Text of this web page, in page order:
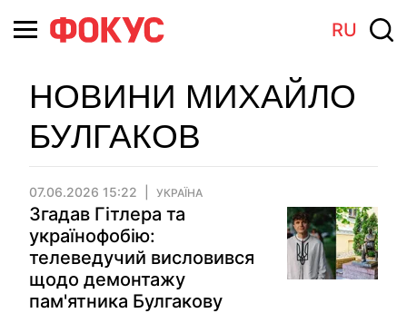
RU
НОВИНИ МИХАЙЛО
БУЛГАКОВ
07.06.2026 15:22 УКРАЇНА
Згадав Гітлера та
українофобію:
телеведучий висловився
щодо демонтажу
пам'ятника Булгакову